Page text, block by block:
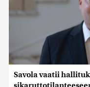
Savola vaatii